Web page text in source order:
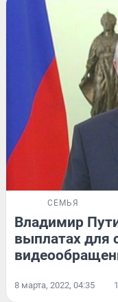
СЕМЬЯ
Владимир
выплатах для
8 марта, 2022, 04:35